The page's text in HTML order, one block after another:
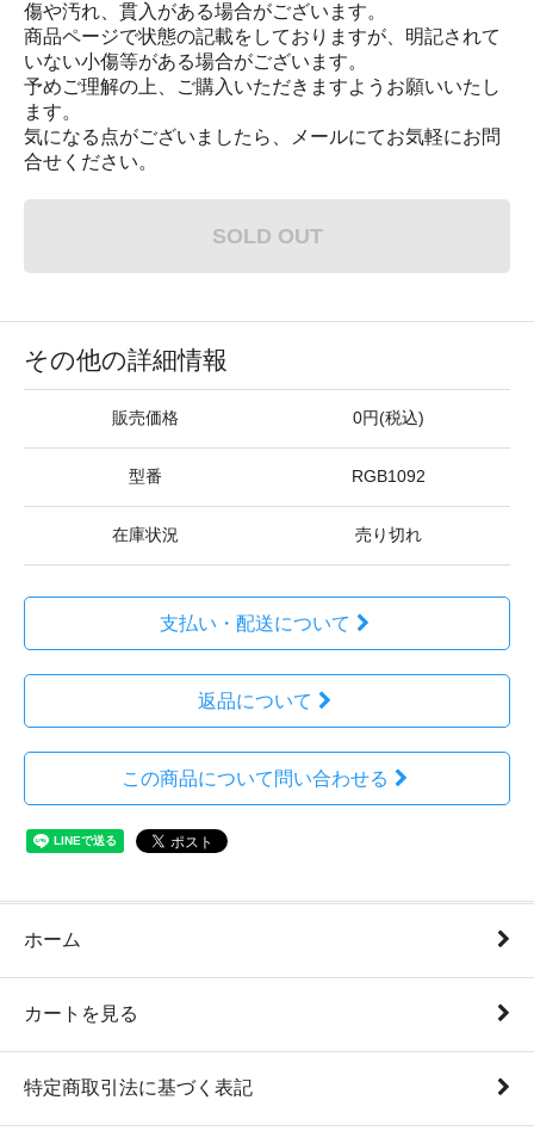
傷や汚れ、貫入がある場合がございます。
商品ページで状態の記載をしておりますが、明記されて
いない小傷等がある場合がございます。
予めご理解の上、ご購入いただきますようお願いいたし
ます。
気になる点がございましたら、メールにてお気軽にお問
合せください。
SOLD OUT
その他の詳細情報
販売価格 0円(税込)
型番 RGB1092
在庫状況 売り切れ
支払い・配送について
返品について
この商品について問い合わせる
ホーム
カートを見る
特定商取引法に基づく表記